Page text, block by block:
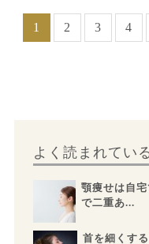
1 2 3 4
よく読まれてい
顎痩せは自
で二重あ...
首を細くす